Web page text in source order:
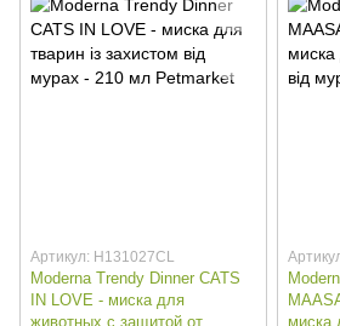
Артикул: H131027CL
Moderna Trendy Dinner CATS
IN LOVE - миска для
животных с защитой от
миска